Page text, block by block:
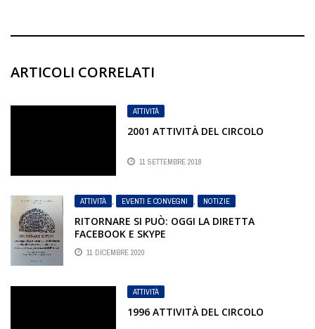
ARTICOLI CORRELATI
ATTIVITÀ
2001 ATTIVITÀ DEL CIRCOLO
11 SETTEMBRE 2018
ATTIVITÀ , EVENTI E CONVEGNI , NOTIZIE
RITORNARE SI PUÒ: OGGI LA DIRETTA
FACEBOOK E SKYPE
11 DICEMBRE 2020
ATTIVITÀ
1996 ATTIVITÀ DEL CIRCOLO